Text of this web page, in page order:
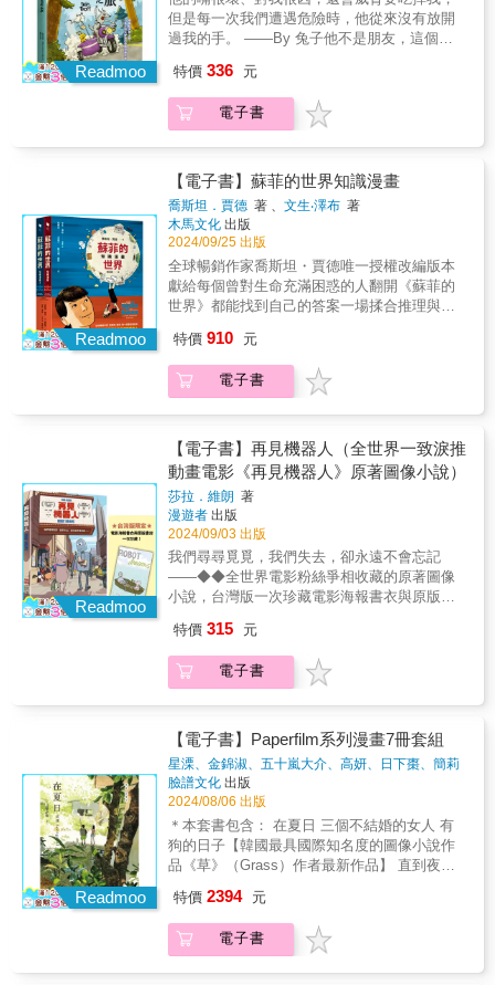
熟而高超的繪畫能力。他筆下的人物始終帶有
強烈的「肉身性」：臉孔與身體不只是感官描
作中，他刻意收斂一貫鮮明的情色風格，以忠
於文本為優先，反而更突顯其超越情色的繪畫
實力。此外，馬那哈亦成功捕捉了艾可作為符
號學家的另一層面。小說中難以以文字轉譯的
院建築、門廊浮雕，到阿德莫的邊飾畫
（marginalia），畫面不僅營造哥德式氛圍，更
引導對幽默、圖像與漫畫本質的反思。透過跨
頁構圖與節奏調度，漫畫回應了艾可對符號、
喜劇與閱讀的深層關懷。整體視覺效果亦因西
蒙娜（Simona Manara）優雅而節制的配色美
學而更加出色：灰藍與褐色調構成可信的歷史
色彩基調，使得色彩在關鍵時刻的爆發更顯震
撼。總而言之，這是一冊兼具思想深度與視覺
由衷感到欣慰。
至幾乎透明的頁面時，我總覺得周圍有一層溫
柔的霧氣，有鹹鹹的水滴從過去落下。」尤
的日子時，往往只能以短語、單字來描述，那
飛舞。因此尤佳．維列以「俳句」來命名這樣
的記憶。就這樣，書名自然而然地誕生了：
《西伯利亞俳句》，一種沉重與輕巧的並置，
象徵著立陶宛人民在面對命運的嚴酷考驗時，
仍能以短小精妙的詩句作出應對的智慧。「我
希望我的書和我奶奶寫的東西有點相似。當你
終日只能低頭過活時，仍能感覺到有翅膀在生
長。我想像我的書充滿了光。」【本書特色】
◎ 題材獨特。以二戰期間蘇聯侵占波羅的海三
國這段歷史為題材的中文出版，目前仍不多
見，有關立陶宛的歷史與文學出版等也較少。
◎ 真實動人。故事出自作者家族的親身經歷，
出版至今獲得多項國際獎項，好評不斷，已被
翻譯成全球13種語言出版。◎ 繪本作家、推廣
人海狗房東翻譯及全力推薦。◎ 特別收錄立陶
宛歷史研究所所長許瓦德斯專文導讀。◎ 多位
易代表處代表，共同感動推薦。【重要獎項】
➢2017立陶宛圖書藝術競賽主獎➢2017立陶宛
年度最佳圖書（IBBY）➢2017立陶宛年度最佳
童書插圖（IBBY）➢2017白烏鴉奬➢2018 阿洛
伊茲．佩特里克（Aloysius Petrikas）文學獎
年度童書獎➢2018立陶宛兒童圖書獎➢2020國
際兒童圖書評議會榮譽榜➢2020法國安古蘭國
際漫畫節提名➢2020拉脫維亞兒童圖書評審團
➢2020義大利波隆那拉加茲獎提名➢2020拉脫
➢2020拉脫維亞文學獎提名➢2021俄羅斯「閱
讀聖彼得堡」國際書籍比賽提名➢2021德國繪
本大奬（Deutsche Jugendliteraturpreis）青年
讀物類別
國際大學歷史系副教授、漫畫研究者）《玫瑰
的名字》漫畫版，完美地解決了傾向用圖像溝
通的這個時代閱讀文字耐性不足的問題，當然
也完美地補足了我們面對中世紀歐洲，因為陌
字出發想像圖像，好的漫畫反其道而行，可以
從圖像出發想像文字。更何況執畫筆的人是米
羅．馬那哈。――倪安宇（本書譯者）義大利
最有名艾可大師的小說《玫瑰的名字》，在出
版40多年後，由義大利漫畫大師馬那哈執筆，
以漫畫版呈現。這本小說非常迷人，但近七百
頁的大部頭，也考驗讀者的閱讀耐性；漫畫版
的出現，讓人找到另一種進入這修道院迷宮的
方式。享譽國際的符號學家安伯托．艾可第一
次跨足小說創作。評論文學多年的他，在四十
八歲轉換角色成為被評論的小說作家，艾可的
內心不無忐忑，完稿後多方詢問友人意見，卻
在收到建議「刪減前一百頁篇幅」後置之不
理，認為閱讀猶如登山，要看到好風景必須歷
經艱辛。事實證明，讀者願意。《玫瑰的名
（Premio Strega）首獎，被法國《世界報》選
為二十世紀百大好書之一；至今在四十多個國
家出版，全球總銷售量五千萬冊。《玫瑰的名
字》是歐漫大師馬那哈首次改編小說，艾可的
故事發生在14世紀的一座古老修道院內，他用
了很多篇幅來描述這個巨大、可怕、令人印象
深刻的建築，馬那哈將其描繪出非常壯闊的山
勢、修道院，以及各個人物的特寫、表情、服
飾等，並且由他的女兒西蒙娜（Simona
Manara）來上色，她對色彩的運用非常出色，
彩，形成了鮮明的對比。這部漫畫預計兩冊結
束，第二冊作品，義大利將於2025推出。1327
年，方濟各會修士威廉為調解政教之爭，帶著
見習僧阿德索來到義大利北部山區的本篤會修
道院，為即將展開的帝國和教廷使節團會晤做
準備。這座修道院以擁有全基督教世界最豐富
的藏書聞名。在威廉到達之前，修道院發生了
一起命案：泥金彩飾畫師阿德莫墜谷身亡。威
廉受修道院長委託釐清命案真相，然而在隨後
七天，希臘文翻譯魏納茲歐、草藥師賽夫禮
諾、圖書館助理貝藍格，以及圖書館管理員馬
拉其亞陸……續離奇慘死。各人死狀恰好與聖
經〈默示錄〉中七聲號角所預言的末世來臨意
象吻合，似乎有人暗中籌畫一切。威廉數次潛
入迷宮般的圖書館後漸漸釐清真相，原來謎團
品，卻傳達出無以名狀的疏離感。在這些細膩
的畫面裡，各個蘊藏著碎片化的溫度，它們大
些溫暖，有些冷冽，就像我們曾經深愛，現在
卻人事已非的片刻記憶。然而最令人喜愛的，
是這九段悵然所失的故事，細細品嚐後是對於
敘事，銳利地側寫了當代人際關係中優雅並脆
弱的特質。每看完一篇，都不由得暫停下來，
思索著關係、隱喻，以及那些沒說的話。大片
描繪的風景，縱然好天氣也總是揉合著灰色；
人們臉上的表情平靜，極細微的眼角牽動卻包
藏了真正的心意，那是生活中隨處遭遇的一
切：悠然自適，不可信任。──Mangasick&那
種對現狀的不滿與不安，呈現出與人一種疏離
卻微妙的連結。這種人際間的距離感，就像秋
我，尋找更穩定的內心支點。──阿力金吉兒│
插畫家&那些愛過的廢物，如同那些徒具紀念性
的無用之物。作者雲淡風輕地戲謔被丟棄的、
或即將被丟棄的愛情。──黃珮珊│慢工出版社
總編輯&乾燥的光鋪開長長的影子，安靜的面
孔，一瞬的表情在流逝的時間中顯得無足輕
重，留下的是人之外的景色與物件，地面與牆
面的窗格水泥電線，物品傢俱的花紋皺摺反
光，那些不再陪伴身邊的「愛過的廢物」們，
長久而深刻地將記憶保存，漂流，然後轉手。
我尤其喜愛陳沛珛鏡頭中的灰色，那是濛濛的
巷弄，柏油路上伴著碎石的水窪，磁磚縫隙間
的廢物》裡所有的關係，即便都出現過這也太
廢了吧的逆位牌，但牌桌上的人們，幾乎都有
〈最後幾里路〉的愛的品質：「天快黑了，總
然與巧合持續編織關係，由想像力媒合，人能
夠在暫時狀態裡變換站立的姿勢。──顏訥│作
家、學者&
篇中，前半部〈風和日麗〉、〈Friday
Night〉、〈4-5pm〉、〈Outsider〉乍看各自
獨立，卻皆微微刺刺的點出親密關係的齟齬、
疲乏與新生，細細描繪出每段關係的靠近與背
謝，〈最後幾里路〉與〈Souvenir〉則聚焦於
那些寄託在肉體與物質的情感與記憶，既珍貴
又彷彿稍縱即逝。本書最末篇的〈Before
與永恆的淡淡嘲諷。&這是一本寫給紀念品們的
情書，致在愛與愛過之間，丟不掉的廢物們。&
好評推薦──&廢物之所以叫它廢物，是因為我
們曾經非它不可。&《愛過的廢物》藉由清新浪
漫的筆觸，描繪著日常生活中熟悉的場景與物
品，卻傳達出無以名狀的疏離感。在這些細膩
的畫面裡，各個蘊藏著碎片化的溫度，它們大
些溫暖，有些冷冽，就像我們曾經深愛，現在
卻人事已非的片刻記憶。然而最令人喜愛的，
是這九段悵然所失的故事，細細品嚐後是對於
敘事，銳利地側寫了當代人際關係中優雅並脆
弱的特質。每看完一篇，都不由得暫停下來，
思索著關係、隱喻，以及那些沒說的話。大片
描繪的風景，縱然好天氣也總是揉合著灰色；
人們臉上的表情平靜，極細微的眼角牽動卻包
藏了真正的心意，那是生活中隨處遭遇的一
切：悠然自適，不可信任。──Mangasick&那
種對現狀的不滿與不安，呈現出與人一種疏離
卻微妙的連結。這種人際間的距離感，就像秋
冬的寒意，既讓人覺得孤立，又驅使人回到自
插畫家&那些愛過的廢物，如同那些徒具紀念性
的無用之物。作者雲淡風輕地戲謔被丟棄的、
或即將被丟棄的愛情。──黃珮珊│慢工出版社
孔，一瞬的表情在流逝的時間中顯得無足輕
重，留下的是人之外的景色與物件，地面與牆
面的窗格水泥電線，物品傢俱的花紋皺摺反
光，那些不再陪伴身邊的「愛過的廢物」們，
長久而深刻地將記憶保存，漂流，然後轉手。
我尤其喜愛陳沛珛鏡頭中的灰色，那是濛濛的
巷弄，柏油路上伴著碎石的水窪，磁磚縫隙間
的廢物》裡所有的關係，即便都出現過這也太
廢了吧的逆位牌，但牌桌上的人們，幾乎都有
〈最後幾里路〉的愛的品質：「天快黑了，總
Readmoo
但是每一次我們遭遇危險時，他從來沒有放開
過我的手。 ——By 兔子他不是朋友，這個世
是看不慣他那麼笨手笨腳、那麼天真弱小，那
麼……需要保護。——By 野狼一隻罹癌的小兔
子在森林醫院裡做治療，沒想到隔壁診間竟然
幫大野狼擋下了子彈。從這時起，兔子不只得
一邊逃命、一邊繼續打點滴，身邊還黏著一隻
隨時可能把他吞下肚的大野狼！「根據神聖的
『狼族守則』規定，剛才你救了我的命，現在
換我救你的！」野狼自顧自這樣決定，拖著不
甘願（卻沒有力氣逃跑，也沒有膽子反抗）的
兔子一起上路……倒楣透頂的獵物，遇上傲嬌
的獵食者，被迫攜手踏上一場苦難不斷又爆笑
連連的旅程。他們誰都沒想到，生命儘管寂寞
而至的溫暖與希望。◆●2024年法國「安古蘭國
際漫畫節」青少年部門傑出作品入圍●2023年德
國「獨立漫畫獎」（Ginco Award）最佳長篇敘
事漫畫●2023年德國「青少年文學獎」
（Deutscher Jugendliteraturpreis）入圍●2022
年德國「馬克斯與莫里茲獎」（Max und
Moritz Preis）最佳兒童漫畫●授權巴斯克、加
泰隆尼亞、西班牙語；捷克語；法語：義大利
語；波蘭語；簡體中文；拉美西語；瑞典語；
土耳其語；葡萄牙語等眾多語言版本。德國
「青少年文學獎」評審團絕讚好評：1. 絕妙的
敘事分鏡，色彩豐富，視覺語言強烈，可以從
功轉化為漫畫圖像語言3. 在故事中嵌入流行文
化元素，運用電影拍攝手法，畫出層次多樣、
幽默詼諧卻絕對不簡單的文本。「這是一部溫
多見，強烈推薦──而且還沒有副作用！」
────漫畫沙發網站（Comic-couch.de）◆
——我可能很快就要死了，因為這個可怕的
病！兔子絕望地大喊，看著自己的毛脫落、飄
散在風中。——想這麼多幹嘛？搞不好我們兩
個今天就會因為別的事死掉啦！野狼呲牙裂嘴
吐槽他。敏感、脆弱還罹患重病的兔子，意外
遇上了粗魯自信、一向獨來獨往的荒野孤狼。
野狼的每一句話，乍聽之下很刺耳，仔細一
活好每一個當下。讓兔子從一開始只知道自怨
自艾、動不動哭哭啼啼，到後來漸漸被他粗獷
外表下隱含的體貼收服、完全信任這個「天
特價 336 元
電子書
Readmoo
【電子書】蘇菲的世界知識漫畫
喬斯坦．賈德 著 、文生‧澤布 著
木馬文化 出版
2024/09/25 出版
全球暢銷作家喬斯坦・賈德唯一授權改編版本
獻給每個曾對生命充滿困惑的人翻開《蘇菲的
世界》都能找到自己的答案一場揉合推理與幻
過程《蘇菲的世界》是二十世紀最暢銷的哲學
小說，是影響數千萬人的經典。以精彩宛如懸
疑冒險的故事情節，打破哲學枯燥難懂的刻板
過彩色圖象具體呈現哲學家的奇思妙想，大師
神采活靈活現生動有趣。讀者將伴隨蘇菲一同
踏上這趟奇妙不可思議的旅途，從古希臘到近
代，與所有哲學大師對話，思索人類數千年以
來共同的困惑，與蘇菲一起尋覓屬於自己的答
案。第一冊《蘇菲的世界知識漫畫：從蘇格拉
底到伽利略》「你是誰？」一天，小女孩蘇菲
收到一封信，上面寫著這個有趣的問題。接著
她又收到第二封：「世界從何而來？」問題一
個接一個寄達，伴隨著一連串出乎意料的事
西方哲學史上的重量級人物，更發掘了自己驚
人的身世！第二冊《蘇菲的世界知識漫畫2：從
笛卡兒到當代的哲學史》在亞伯特的陪伴下，
學的各大學派。這段哲學啟蒙之旅帶領她超越
自身處境，有了自由意志，更破解了讓她獲得
自由之身的祕密！
特價 910 元
電子書
Readmoo
【電子書】再見機器人（全世界一致淚推
動畫電影《再見機器人》原著圖像小說）
莎拉．維朗 著
漫遊者 出版
2024/09/03 出版
我們尋尋覓覓，我們失去，卻永遠不會忘記
——◆◆全世界電影粉絲爭相收藏的原著圖像
小說，台灣版一次珍藏電影海報書衣與原版書
片、入選2023年坎城影展特別放映◆改編動畫
榮獲2024安妮獎最佳獨立動畫長片、2023年歐
洲電影節最佳動畫大獎、2023年安錫動畫影展
服務協會（Young Adult Library Services
Association）、美國兒童圖書館服務協會
（Association for Library Service to Children）
選書◆「精緻而低調，肢體語言細膩，色調柔
和而內斂，但狗與機器人之間的情誼無庸置疑
是歡欣鼓舞的。」——《柯克斯評論》「溫
柔、有趣且充滿智慧。」——《出版人週刊》
星級評論「飽含真實的情感。」——《書單》
星級評論「這本幾乎無字（也無對話）的圖像
會久久記住它。」——《學校圖書館期刊》
（School Library Journal）星級評論「這本圖
像小說在無言中傳遞了情感，帶來歡笑、淚
特價 315 元
電子書
Readmoo
【電子書】Paperfilm系列漫畫7冊套組
星溧、金錦淑、五十嵐大介、高妍、日下棗、簡莉
穎、廢廢子著
臉譜文化 出版
2024/08/06 出版
＊本套書包含： 在夏日 三個不結婚的女人 有
狗的日子【韓國最具國際知名度的圖像小說作
品《草》（Grass）作者最新作品】 直到夜色
廢子の充氣大冒險》廢廢子 話題劇作改編） 故
事說不停【五十嵐大介傳奇出道作】（上、
下） 綠之歌 -收集群風（上、下） 瑪莉的音樂
特價 2394 元
電子書